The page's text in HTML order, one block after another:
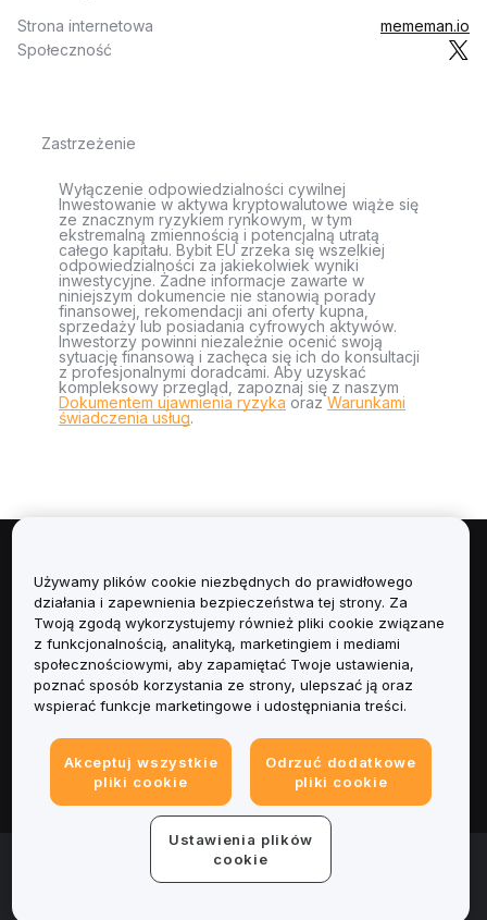
Strona internetowa
mememan.io
Społeczność
Zastrzeżenie
Wyłączenie odpowiedzialności cywilnej
Inwestowanie w aktywa kryptowalutowe wiąże się
ze znacznym ryzykiem rynkowym, w tym
ekstremalną zmiennością i potencjalną utratą
całego kapitału. Bybit EU zrzeka się wszelkiej
odpowiedzialności za jakiekolwiek wyniki
inwestycyjne. Żadne informacje zawarte w
niniejszym dokumencie nie stanowią porady
finansowej, rekomendacji ani oferty kupna,
sprzedaży lub posiadania cyfrowych aktywów.
Inwestorzy powinni niezależnie ocenić swoją
sytuację finansową i zachęca się ich do konsultacji
z profesjonalnymi doradcami. Aby uzyskać
kompleksowy przegląd, zapoznaj się z naszym
Dokumentem ujawnienia ryzyka orazWarunkami
świadczenia usług.
Informacje
Usługi
Obsługa Klienta
Informacje prawne
© 2025-2026 Bybit.eu. All rights reserved.
Używamy plików cookie niezbędnych do prawidłowego
działania i zapewnienia bezpieczeństwa tej strony. Za
Twoją zgodą wykorzystujemy również pliki cookie związane
z funkcjonalnością, analityką, marketingiem i mediami
społecznościowymi, aby zapamiętać Twoje ustawienia,
poznać sposób korzystania ze strony, ulepszać ją oraz
wspierać funkcje marketingowe i udostępniania treści.
Akceptuj wszystkie
pliki cookie
Odrzuć dodatkowe
pliki cookie
Ustawienia plików
cookie